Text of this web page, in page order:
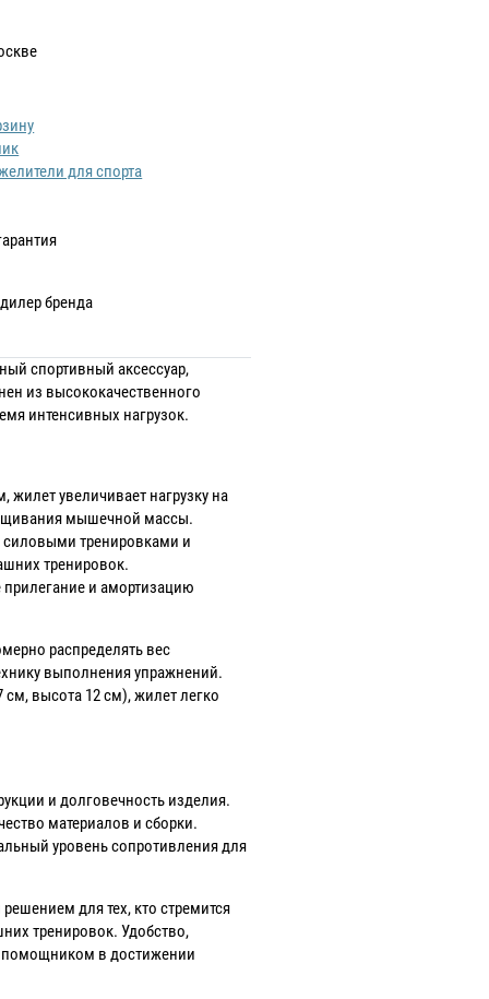
для спорта
бренда
спортивный аксессуар,
из высококачественного
интенсивных нагрузок.
увеличивает нагрузку на
мышечной массы.
силовыми тренировками и
тренировок.
прилегание и амортизацию
распределять вес
выполнения упражнений.
высота 12 см), жилет легко
и долговечность изделия.
материалов и сборки.
уровень сопротивления для
для тех, кто стремится
тренировок. Удобство,
помощником в достижении